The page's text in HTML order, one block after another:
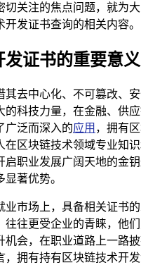
切关注的焦点问题，就为
发证书查询的相关内容。
发证书的重要意义
其去中心化、不可篡改、
的科技力量，在金融、供
广泛而深入的应用 ，拥有
在区块链技术领域专业知
启职业发展广阔天地的金
著优势。
业市场上，具备相关证书
往往更受企业的青睐，他
机会，在职业道路上一路
，拥有持有区块链技术开